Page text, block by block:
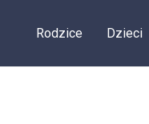
Rodzice Dzieci